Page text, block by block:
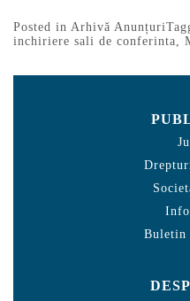
Posted in Arhivă Anunțuri
inchiriere sali de conferinta,
Buletin